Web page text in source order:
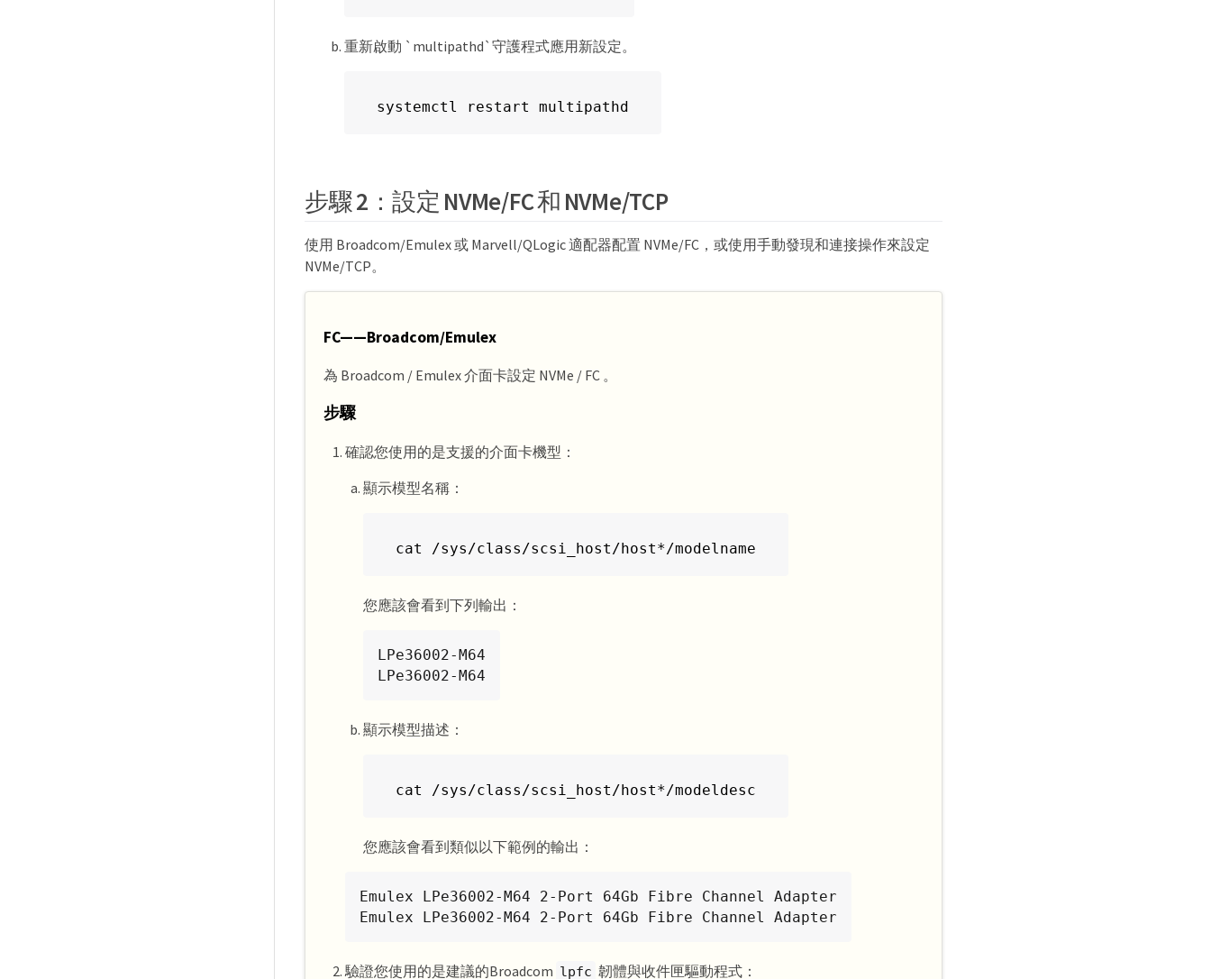
重新啟動 `multipathd`守護程式應用新設定。
systemctl restart multipathd
步驟 2：設定 NVMe/FC 和 NVMe/TCP
使用 Broadcom/Emulex 或 Marvell/QLogic 適配器配置 NVMe/FC，或使用手動發現和連接操作來設定
NVMe/TCP。
FC——Broadcom/Emulex
為 Broadcom / Emulex 介面卡設定 NVMe / FC 。
步驟
確認您使用的是支援的介面卡機型：
顯示模型名稱：
cat /sys/class/scsi_host/host*/modelname
您應該會看到下列輸出：
LPe36002-M64
LPe36002-M64
顯示模型描述：
cat /sys/class/scsi_host/host*/modeldesc
您應該會看到類似以下範例的輸出：
Emulex LPe36002-M64 2-Port 64Gb Fibre Channel Adapter
Emulex LPe36002-M64 2-Port 64Gb Fibre Channel Adapter
驗證您使用的是建議的Broadcom lpfc 韌體與收件匣驅動程式：